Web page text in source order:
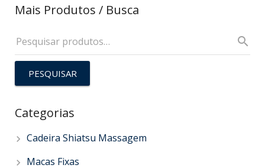
Mais Produtos / Busca
PESQUISAR
Categorias
Cadeira Shiatsu Massagem
Macas Fixas